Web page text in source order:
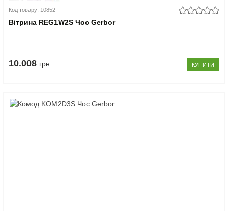
Код товару: 10852
Вітрина REG1W2S Чос Gerbor
10.008 грн КУПИТИ